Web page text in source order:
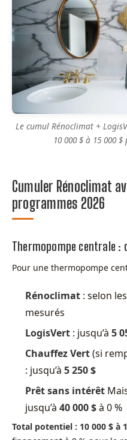
Le cumul Rénoclimat +
10 000 $ à 15 000
Cumuler Rénoclimat
programmes 2026
Thermopompe centrale :
Pour une thermopompe
Rénoclimat : selon
mesurés
LogisVert : jusqu’à 5
Chauffez Vert(si
: jusqu’à 5 250 $
Prêt sans intérêt
jusqu’à 40 000 $à 0 %
Total potentiel : 10 000 $ à